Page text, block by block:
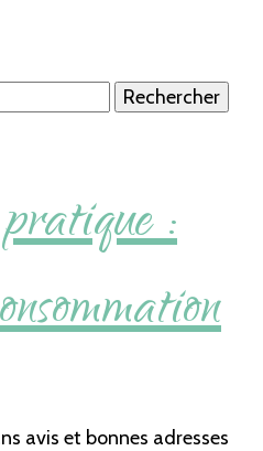
:
avis et bonnes adresses